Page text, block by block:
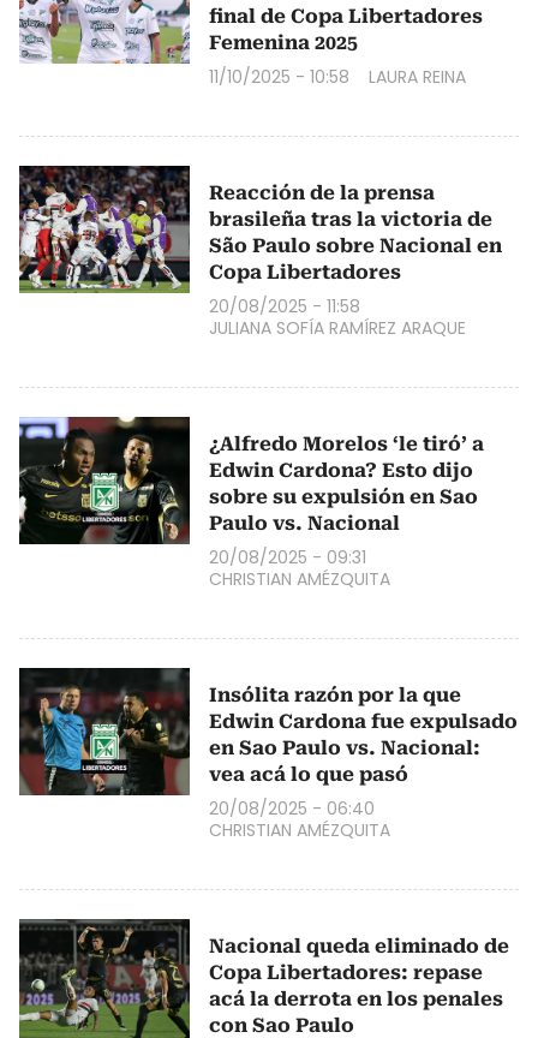
final de Copa Libertadores
Femenina 2025
11/10/2025 - 10:58 LAURA REINA
Reacción de la prensa
brasileña tras la victoria de
São Paulo sobre Nacional en
Copa Libertadores
20/08/2025 - 11:58
JULIANA SOFÍA RAMÍREZ ARAQUE
¿Alfredo Morelos ‘le tiró’ a
Edwin Cardona? Esto dijo
sobre su expulsión en Sao
Paulo vs. Nacional
20/08/2025 - 09:31
CHRISTIAN AMÉZQUITA
Insólita razón por la que
Edwin Cardona fue expulsado
en Sao Paulo vs. Nacional:
vea acá lo que pasó
20/08/2025 - 06:40
CHRISTIAN AMÉZQUITA
Nacional queda eliminado de
Copa Libertadores: repase
acá la derrota en los penales
con Sao Paulo